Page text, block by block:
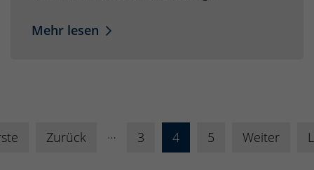
Mehr lesen
Zurück … 3 4 5 Weiter